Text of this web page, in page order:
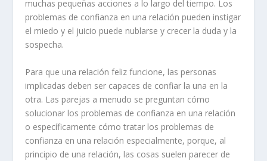
muchas pequeñas acciones a lo largo del tiempo. Los
problemas de confianza en una relación pueden instigar
el miedo y el juicio puede nublarse y crecer la duda y la
sospecha.
Para que una relación feliz funcione, las personas
implicadas deben ser capaces de confiar la una en la
otra. Las parejas a menudo se preguntan cómo
solucionar los problemas de confianza en una relación
o específicamente cómo tratar los problemas de
confianza en una relación especialmente, porque, al
principio de una relación, las cosas suelen parecer de